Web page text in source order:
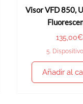
Visor VFD 850,
135,00€
5.
Añadir al